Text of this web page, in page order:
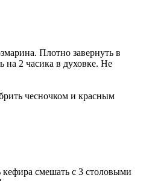
Плотно завернуть в
на 2 часика в духовке. Не
чесночком и красным
смешать с 3 столовыми